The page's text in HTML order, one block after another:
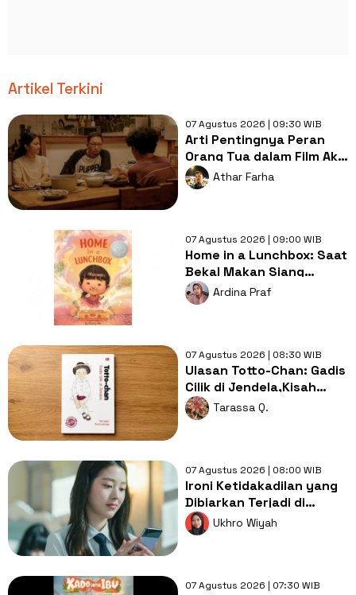
Artikel Terkini
07 Agustus 2026 | 09:30 WIB
Arti Pentingnya Peran
Orang Tua dalam Film Aku
Sebelum Aku
Athar Farha
07 Agustus 2026 | 09:00 WIB
Home in a Lunchbox: Saat
Bekal Makan Siang
Menjadi Simbol Kasih
Sayang
Ardina Praf
07 Agustus 2026 | 08:30 WIB
Ulasan Totto-Chan: Gadis
Cilik di Jendela,Kisah
Pendidikan yang
Membebaskan
Tarassa Q.
07 Agustus 2026 | 08:00 WIB
Ironi Ketidakadilan yang
Dibiarkan Terjadi di
Drama Pyramid Game
Ukhro Wiyah
07 Agustus 2026 | 07:30 WIB